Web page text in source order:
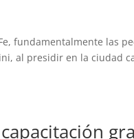
fundamentalmente las
al presidir en la ciudad